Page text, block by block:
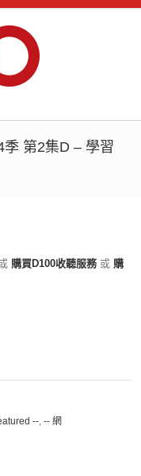
季 第2集D – 學習
購買D100收聽服務 或 購
--, -- 網